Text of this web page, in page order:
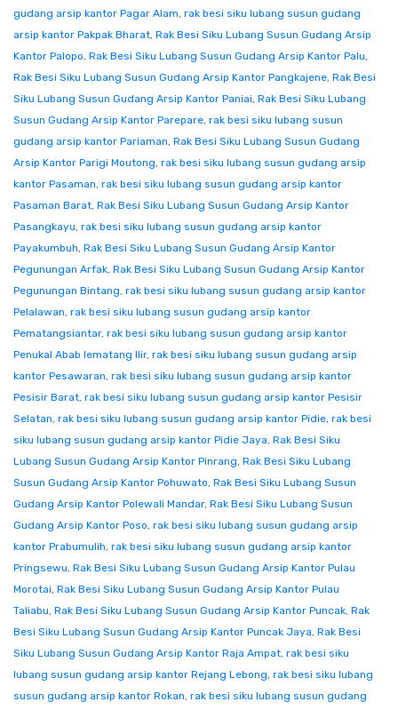
gudang arsip kantor Pagar Alam, rak besi siku lubang susun gudang
arsip kantor Pakpak Bharat, Rak Besi Siku Lubang Susun Gudang Arsip
Kantor Palopo, Rak Besi Siku Lubang Susun Gudang Arsip Kantor Palu,
Rak Besi Siku Lubang Susun Gudang Arsip Kantor Pangkajene, Rak Besi
Siku Lubang Susun Gudang Arsip Kantor Paniai, Rak Besi Siku Lubang
Susun Gudang Arsip Kantor Parepare, rak besi siku lubang susun
gudang arsip kantor Pariaman, Rak Besi Siku Lubang Susun Gudang
Arsip Kantor Parigi Moutong, rak besi siku lubang susun gudang arsip
kantor Pasaman, rak besi siku lubang susun gudang arsip kantor
Pasaman Barat, Rak Besi Siku Lubang Susun Gudang Arsip Kantor
Pasangkayu, rak besi siku lubang susun gudang arsip kantor
Payakumbuh, Rak Besi Siku Lubang Susun Gudang Arsip Kantor
Pegunungan Arfak, Rak Besi Siku Lubang Susun Gudang Arsip Kantor
Pegunungan Bintang, rak besi siku lubang susun gudang arsip kantor
Pelalawan, rak besi siku lubang susun gudang arsip kantor
Pematangsiantar, rak besi siku lubang susun gudang arsip kantor
Penukal Abab lematang Ilir, rak besi siku lubang susun gudang arsip
kantor Pesawaran, rak besi siku lubang susun gudang arsip kantor
Pesisir Barat, rak besi siku lubang susun gudang arsip kantor Pesisir
Selatan, rak besi siku lubang susun gudang arsip kantor Pidie, rak besi
siku lubang susun gudang arsip kantor Pidie Jaya, Rak Besi Siku
Lubang Susun Gudang Arsip Kantor Pinrang, Rak Besi Siku Lubang
Susun Gudang Arsip Kantor Pohuwato, Rak Besi Siku Lubang Susun
Gudang Arsip Kantor Polewali Mandar, Rak Besi Siku Lubang Susun
Gudang Arsip Kantor Poso, rak besi siku lubang susun gudang arsip
kantor Prabumulih, rak besi siku lubang susun gudang arsip kantor
Pringsewu, Rak Besi Siku Lubang Susun Gudang Arsip Kantor Pulau
Morotai, Rak Besi Siku Lubang Susun Gudang Arsip Kantor Pulau
Taliabu, Rak Besi Siku Lubang Susun Gudang Arsip Kantor Puncak, Rak
Besi Siku Lubang Susun Gudang Arsip Kantor Puncak Jaya, Rak Besi
Siku Lubang Susun Gudang Arsip Kantor Raja Ampat, rak besi siku
lubang susun gudang arsip kantor Rejang Lebong, rak besi siku lubang
susun gudang arsip kantor Rokan, rak besi siku lubang susun gudang